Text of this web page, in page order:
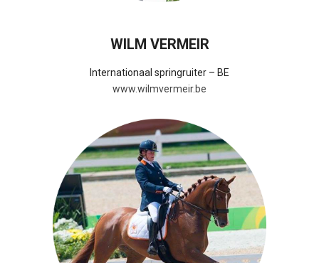
WILM VERMEIR
Internationaal springruiter – BE
www.wilmvermeir.be